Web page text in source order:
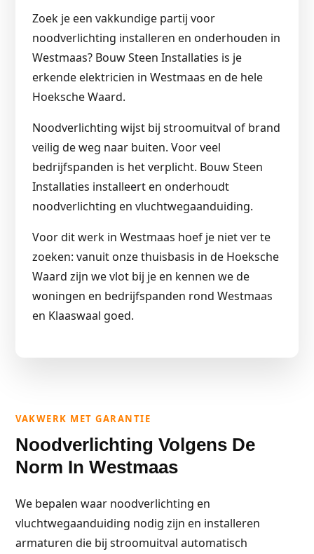
Zoek je een vakkundige partij voor
noodverlichting installeren en onderhouden in
Westmaas? Bouw Steen Installaties is je
erkende elektricien in Westmaas en de hele
Hoeksche Waard.
Noodverlichting wijst bij stroomuitval of brand
veilig de weg naar buiten. Voor veel
bedrijfspanden is het verplicht. Bouw Steen
Installaties installeert en onderhoudt
noodverlichting en vluchtwegaanduiding.
Voor dit werk in Westmaas hoef je niet ver te
zoeken: vanuit onze thuisbasis in de Hoeksche
Waard zijn we vlot bij je en kennen we de
woningen en bedrijfspanden rond Westmaas
en Klaaswaal goed.
VAKWERK MET GARANTIE
Noodverlichting Volgens De
Norm In Westmaas
We bepalen waar noodverlichting en
vluchtwegaanduiding nodig zijn en installeren
armaturen die bij stroomuitval automatisch